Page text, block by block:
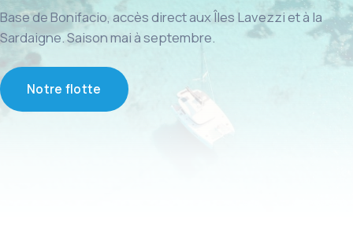
Base de Bonifacio, accès direct aux Îles Lavezzi et à la
Sardaigne. Saison mai à septembre.
Notre flotte